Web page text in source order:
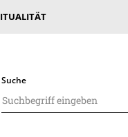
Suche